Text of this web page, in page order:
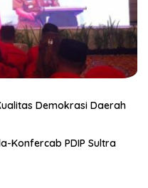
Demokrasi Daerah
Konfercab PDIP Sultra